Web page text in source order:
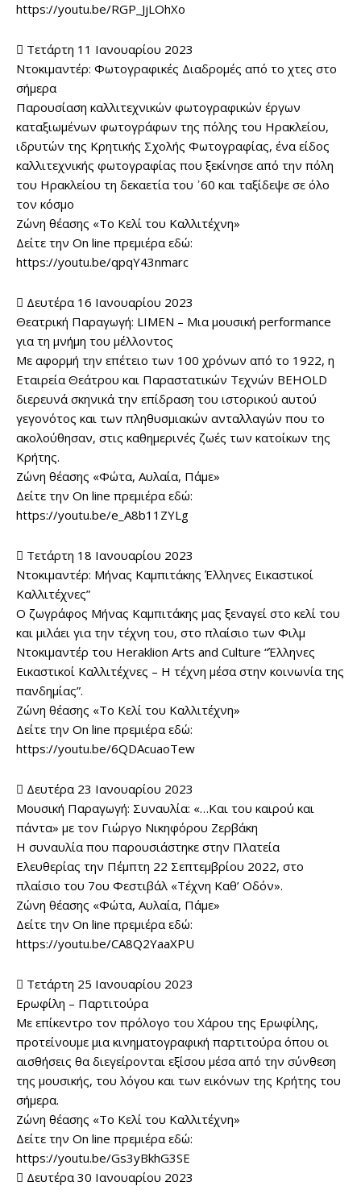
https://youtu.be/RGP_JjLOhXo
 Τετάρτη 11 Ιανουαρίου 2023
Ντοκιμαντέρ: Φωτογραφικές Διαδρομές από το χτες στο
σήμερα
Παρουσίαση καλλιτεχνικών φωτογραφικών έργων
καταξιωμένων φωτογράφων της πόλης του Ηρακλείου,
ιδρυτών της Κρητικής Σχολής Φωτογραφίας, ένα είδος
καλλιτεχνικής φωτογραφίας που ξεκίνησε από την πόλη
του Ηρακλείου τη δεκαετία του ᾽60 και ταξίδεψε σε όλο
τον κόσμο
Ζώνη θέασης «Το Κελί του Καλλιτέχνη»
Δείτε την On line πρεμιέρα εδώ:
https://youtu.be/qpqY43nmarc
 Δευτέρα 16 Ιανουαρίου 2023
Θεατρική Παραγωγή: LIMEN – Μια μουσική performance
για τη μνήμη του μέλλοντος
Με αφορμή την επέτειο των 100 χρόνων από το 1922, η
Εταιρεία Θεάτρου και Παραστατικών Τεχνών BEHOLD
διερευνά σκηνικά την επίδραση του ιστορικού αυτού
γεγονότος και των πληθυσμιακών ανταλλαγών που το
ακολούθησαν, στις καθημερινές ζωές των κατοίκων της
Κρήτης.
Ζώνη θέασης «Φώτα, Αυλαία, Πάμε»
Δείτε την On line πρεμιέρα εδώ:
https://youtu.be/e_A8b11ZYLg
 Τετάρτη 18 Ιανουαρίου 2023
Ντοκιμαντέρ: Μήνας Καμπιτάκης Έλληνες Εικαστικοί
Καλλιτέχνες”
Ο ζωγράφος Μήνας Καμπιτάκης μας ξεναγεί στο κελί του
και μιλάει για την τέχνη του, στο πλαίσιο των Φιλμ
Ντοκιμαντέρ του Heraklion Arts and Culture “Έλληνες
Εικαστικοί Καλλιτέχνες – Η τέχνη μέσα στην κοινωνία της
πανδημίας”.
Ζώνη θέασης «Το Κελί του Καλλιτέχνη»
Δείτε την On line πρεμιέρα εδώ:
https://youtu.be/6QDAcuaoTew
 Δευτέρα 23 Ιανουαρίου 2023
Μουσική Παραγωγή: Συναυλία: «…Και του καιρού και
πάντα» με τον Γιώργο Νικηφόρου Ζερβάκη
Η συναυλία που παρουσιάστηκε στην Πλατεία
Ελευθερίας την Πέμπτη 22 Σεπτεμβρίου 2022, στο
πλαίσιο του 7ου Φεστιβάλ «Τέχνη Καθ’ Οδόν».
Ζώνη θέασης «Φώτα, Αυλαία, Πάμε»
Δείτε την On line πρεμιέρα εδώ:
https://youtu.be/CA8Q2YaaXPU
 Τετάρτη 25 Ιανουαρίου 2023
Ερωφίλη – Παρτιτούρα
Με επίκεντρο τον πρόλογο του Χάρου της Ερωφίλης,
προτείνουμε μια κινηματογραφική παρτιτούρα όπου οι
αισθήσεις θα διεγείρονται εξίσου μέσα από την σύνθεση
της μουσικής, του λόγου και των εικόνων της Κρήτης του
σήμερα.
Ζώνη θέασης «Το Κελί του Καλλιτέχνη»
Δείτε την On line πρεμιέρα εδώ:
https://youtu.be/Gs3yBkhG3SE
 Δευτέρα 30 Ιανουαρίου 2023